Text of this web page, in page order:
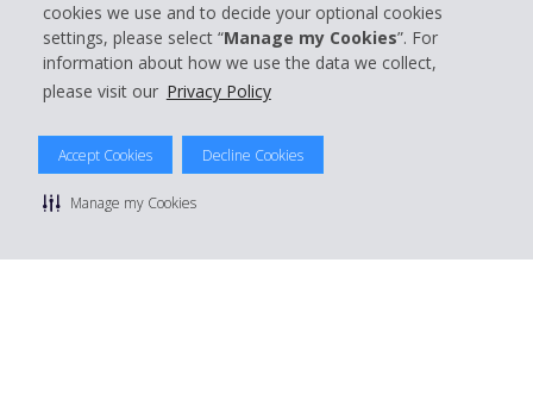
cookies we use and to decide your optional cookies
settings, please select “Manage my Cookies”. For
information about how we use the data we collect,
please visit our Privacy Policy
Accept Cookies Decline Cookies
Manage my Cookies
Boek bij Hertz
© 2026 The Hertz System, Inc.
Privacybeleid | Gebruiksvoorwaarden